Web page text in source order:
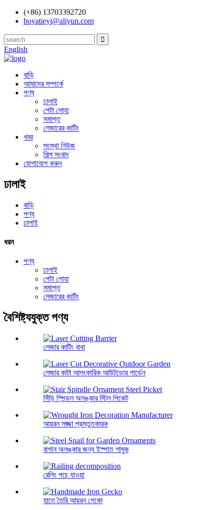
(+86) 13703392720
boyatieyi@aliyun.com
English
বাড়ি
আমাদের সম্পর্কে
পণ্য
ঢালাই
পেটা লোহা
সমাপ্ত
লেজারের কাটিং
খবর
সংস্থা নিউজ
শিল্প সংবাদ
যোগাযোগ করুন
ঢালাই
বাড়ি
পণ্য
ঢালাই
ধরন
পণ্য
ঢালাই
পেটা লোহা
সমাপ্ত
লেজারের কাটিং
বৈশিষ্ট্যযুক্ত পণ্য
লেজার কাটিং বাধা
লেজার কাটা আলংকারিক আউটডোর গার্ডেন
সিঁড়ি স্পিন্ডল অলঙ্কার স্টিল পিকেট
আয়রন সজ্জা প্রস্তুতকারক
বাগান অলঙ্কার জন্য ইস্পাত শামুক
রেলিং পচে যাওয়া
হাতে তৈরি আয়রন গেকো